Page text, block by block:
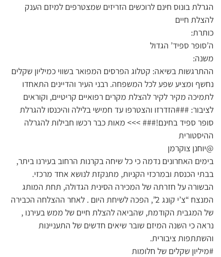
הגרלת בונוס חינם לרוכשים הזריזים שמצטרפים למיזם הענק
להצלת חיים
כותרת:
ה’סופר ספיד’ הגדול
משנה:
ההתרגשות בשיאה: קטלוג הפרסים המפואר בשווי כמיליון שקלים
נחשף ומציע שפע לכל המשפחה. רבני העיר והדיינים התאחדו
לתמיכה מקיר לקיר להצלת מקרים רפואיים קריטיים, וקוראים
לציבור: ###הזדרזו והצטרפו עד חמישי בלילה והיכנסו להגרלת
סופר ספיד בחינם!### >>> מאות כבר רכשו חבילות להגרלה
ההיסטורית
@יוחנן צוקרמן
בימים האחרונים נדמה כי כל שיחה בקרנות הרחוב בעירנו ביתר,
בבתי הכנסת ובמרכזי הקניות, מתנקזת לנושא אחד מרכזי.
הבשורה על חזרתה של המכירה הסינית הגדולה, תחת המותג
המנצח “צ’י קונג 2”, הפכה לשיחת היום . לאחר ההצלחה הכבירה
של המגבית הקודמת, שהביאה להצלת חיים של ממש בעירנו ,
נראה כי השנה המיזם שובר שיאים חדשים של התעניינות
והשתתפות ציבורית.
#מיליון שקלים של חלומות